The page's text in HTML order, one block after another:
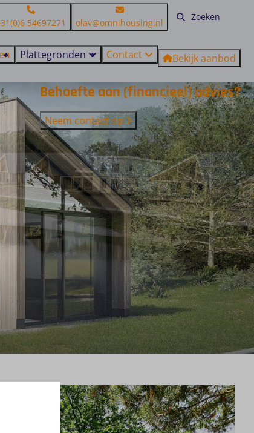
54697271 olav@omnihousing.nl
Plattegronden Contact Bekijk aanbod
Behoefte aan (financieel) advies?
Neem contact op